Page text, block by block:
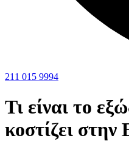
211 015 9994
Τι είναι το
κοστίζει